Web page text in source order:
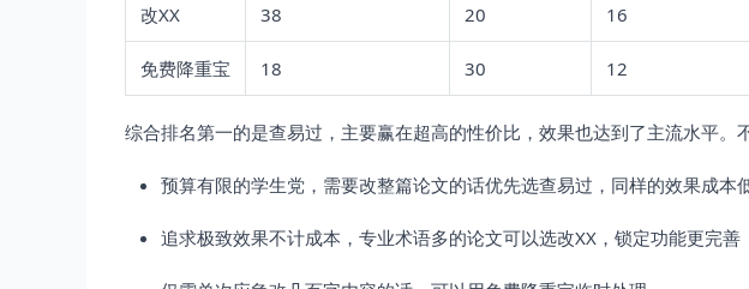
改XX 38 20 16
免费降重宝 18 30 12
综合排名第一的是查易过，主要赢在超高的性价比，效果也达到了主流水平。
预算有限的学生党，需要改整篇论文的话优先选查易过，同样的效果成本
追求极致效果不计成本，专业术语多的论文可以选改XX，锁定功能更完善